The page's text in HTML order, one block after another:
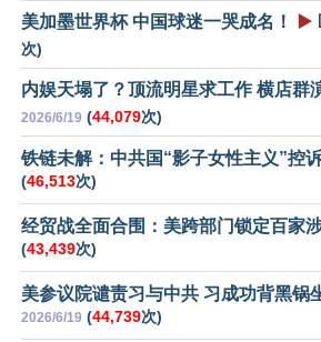
美加墨世界杯 中国球迷一哭成名！ ▶️
次)
内娱天塌了？顶流明星求工作 横店群
2026/6/19 (44,079次)
铁链未解：中共国“影子女性主义”控
(46,513次)
经贸战全面合围：美跨部门锁定百家
(43,439次)
美参议院谴责习与中共 习成功背黑锅
2026/6/19 (44,739次)